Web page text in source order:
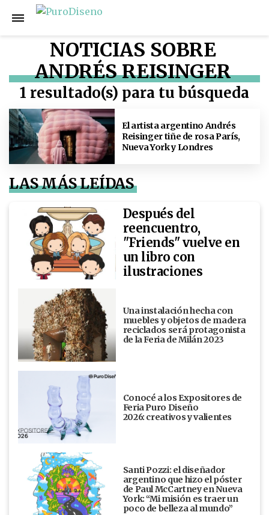
NOTICIAS SOBRE
ANDRÉS REISINGER
1 resultado(s) para tu búsqueda
El artista argentino Andrés
Reisinger tiñe de rosa París,
Nueva York y Londres
LAS MÁS LEÍDAS
Después del
reencuentro,
"Friends" vuelve en
un libro con
ilustraciones
Una instalación hecha con
muebles y objetos de madera
reciclados será protagonista
de la Feria de Milán 2023
Conocé a los Expositores de
Feria Puro Diseño
2026: creativos y valientes
Santi Pozzi: el diseñador
argentino que hizo el póster
de Paul McCartney en Nueva
York: “Mi misión es traer un
poco de belleza al mundo”